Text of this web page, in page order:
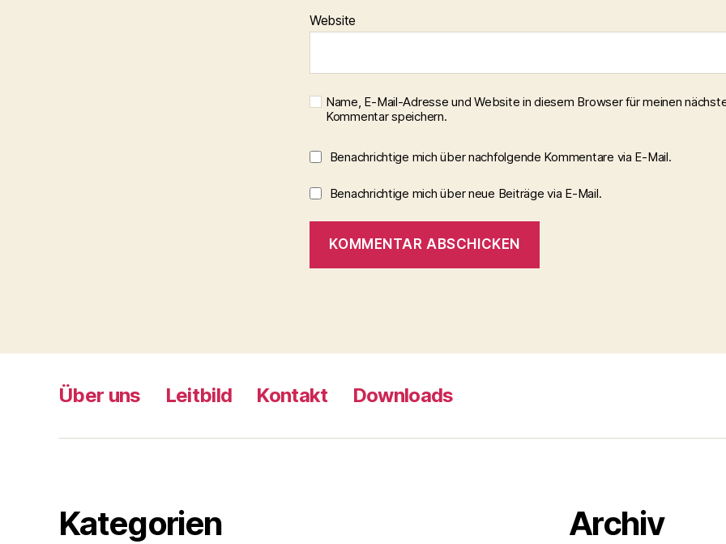
Website
Name, E-Mail-Adresse und Website in diesem Browser für meinen
Kommentar speichern.
Benachrichtige mich über nachfolgende Kommentare via E-Mail.
Benachrichtige mich über neue Beiträge via E-Mail.
Über uns Leitbild Kontakt Downloads
Kategorien Archiv